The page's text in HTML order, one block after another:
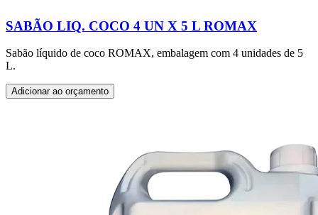
SABÃO LIQ. COCO 4 UN X 5 L ROMAX
Sabão líquido de coco ROMAX, embalagem com 4 unidades de 5
L.
Adicionar ao orçamento